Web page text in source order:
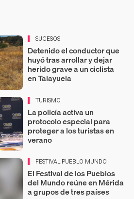
SUCESOS
Detenido el conductor que
huyó tras arrollar y dejar
herido grave a un ciclista
en Talayuela
TURISMO
La policía activa un
protocolo especial para
proteger a los turistas en
verano
FESTIVAL PUEBLO MUNDO
El Festival de los Pueblos
del Mundo reúne en Mérida
a grupos de tres países